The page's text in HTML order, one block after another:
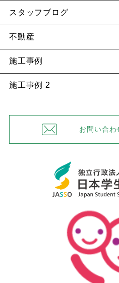
スタッフブログ
不動産
施工事例
施工事例 2
お問い合わ